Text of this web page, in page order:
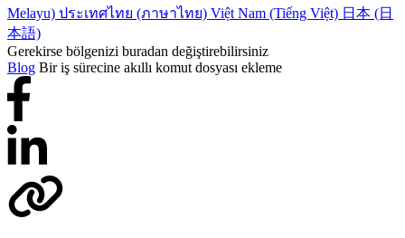
Melayu) ประเทศไทย (ภาษาไทย) Việt Nam (Tiếng Việt) 日本 (日
本語)
Gerekirse bölgenizi buradan değiştirebilirsiniz
Blog Bir iş sürecine akıllı komut dosyası ekleme